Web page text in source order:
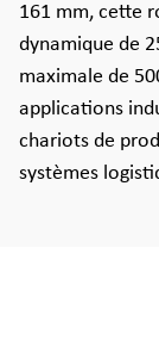
161 mm, cette
dynamique de
maximale de
applications
chariots de
systèmes